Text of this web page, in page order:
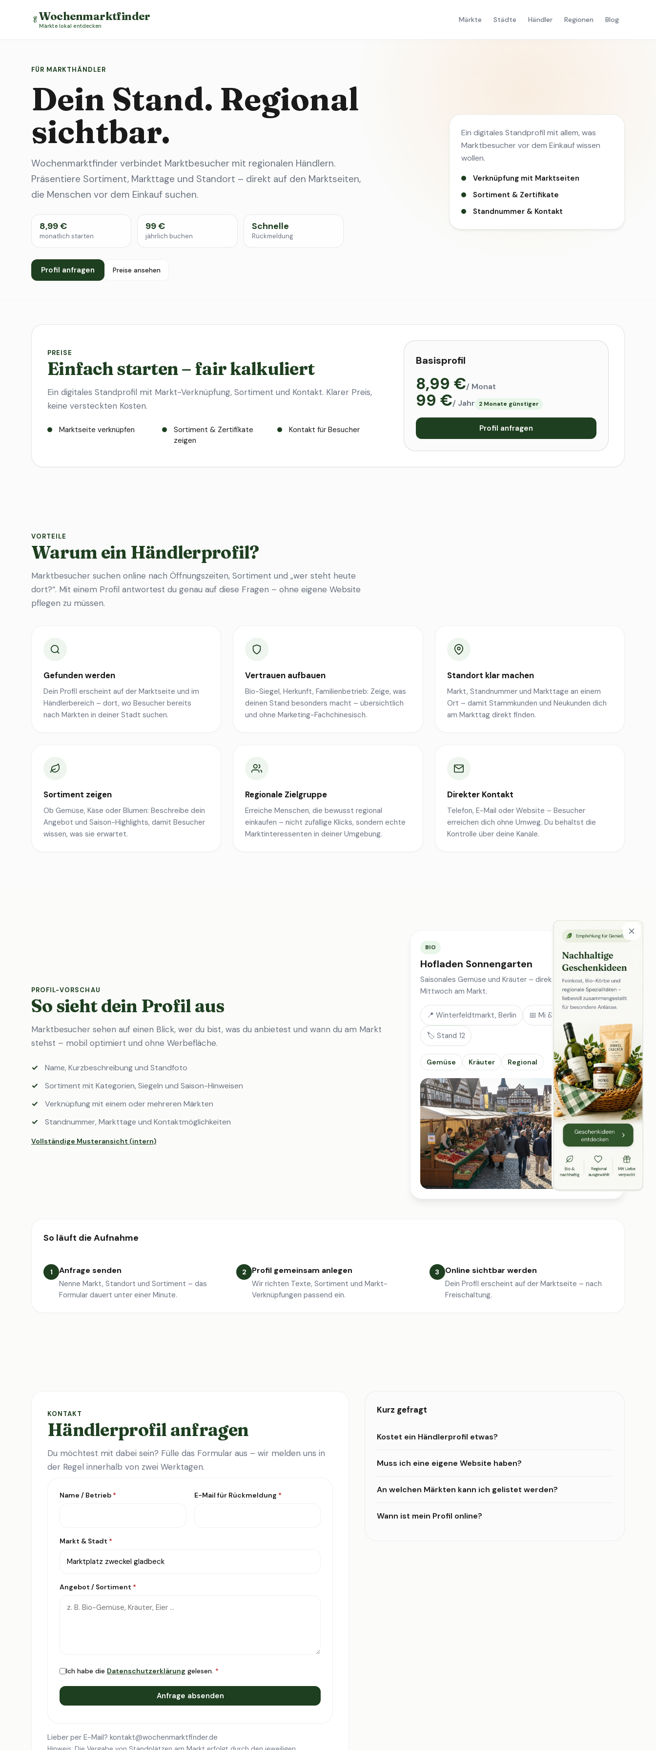
🥬Wochenmarktfinder
Märkte lokal entdecken
Märkte Städte Händler Regionen Blog
FÜR MARKTHÄNDLER
Dein Stand. Regional
sichtbar.
Wochenmarktfinder verbindet Marktbesucher mit regionalen Händlern.
Präsentiere Sortiment, Markttage und Standort – direkt auf den Marktseiten,
die Menschen vor dem Einkauf suchen.
8,99 €
monatlich starten
99 €
jährlich buchen
Schnelle
Rückmeldung
Profil anfragen Preise ansehen
Ein digitales Standprofil mit allem, was
Marktbesucher vor dem Einkauf wissen
wollen.
Verknüpfung mit Marktseiten
Sortiment & Zertifikate
Standnummer & Kontakt
PREISE
Einfach starten – fair kalkuliert
Ein digitales Standprofil mit Markt-Verknüpfung, Sortiment und Kontakt. Klarer Preis,
keine versteckten Kosten.
Marktseite verknüpfen
Sortiment & Zertifikate
zeigen
Kontakt für Besucher
Basisprofil
8,99 €/ Monat
99 €/ Jahr 2 Monate günstiger
Profil anfragen
VORTEILE
Warum ein Händlerprofil?
Marktbesucher suchen online nach Öffnungszeiten, Sortiment und „wer steht heute
dort?“. Mit einem Profil antwortest du genau auf diese Fragen – ohne eigene Website
pflegen zu müssen.
Gefunden werden
Dein Profil erscheint auf der Marktseite und im
Händlerbereich – dort, wo Besucher bereits
nach Märkten in deiner Stadt suchen.
Vertrauen aufbauen
Bio-Siegel, Herkunft, Familienbetrieb: Zeige, was
deinen Stand besonders macht – übersichtlich
und ohne Marketing-Fachchinesisch.
Standort klar machen
Markt, Standnummer und Markttage an einem
Ort – damit Stammkunden und Neukunden dich
am Markttag direkt finden.
Sortiment zeigen
Ob Gemüse, Käse oder Blumen: Beschreibe dein
Angebot und Saison-Highlights, damit Besucher
wissen, was sie erwartet.
Regionale Zielgruppe
Erreiche Menschen, die bewusst regional
einkaufen – nicht zufällige Klicks, sondern echte
Marktinteressenten in deiner Umgebung.
Direkter Kontakt
Telefon, E-Mail oder Website – Besucher
erreichen dich ohne Umweg. Du behältst die
Kontrolle über deine Kanäle.
PROFIL-VORSCHAU
So sieht dein Profil aus
Marktbesucher sehen auf einen Blick, wer du bist, was du anbietest und wann du am Markt
stehst – mobil optimiert und ohne Werbefläche.
Name, Kurzbeschreibung und Standfoto
Sortiment mit Kategorien, Siegeln und Saison-Hinweisen
Verknüpfung mit einem oder mehreren Märkten
Standnummer, Markttage und Kontaktmöglichkeiten
Vollständige Musteransicht (intern)
BIO
Hofladen Sonnengarten
Saisonales Gemüse und Kräuter – direkt vom Feld, jeden
Mittwoch am Markt.
📍 Winterfeldtmarkt, Berlin 📅 Mi & Sa
🏷️ Stand 12
Gemüse Kräuter Regional
So läuft die Aufnahme
1 Anfrage senden
Nenne Markt, Standort und Sortiment – das
Formular dauert unter einer Minute.
2 Profil gemeinsam anlegen
Wir richten Texte, Sortiment und Markt-
Verknüpfungen passend ein.
3 Online sichtbar werden
Dein Profil erscheint auf der Marktseite – nach
Freischaltung.
KONTAKT
Händlerprofil anfragen
Du möchtest mit dabei sein? Fülle das Formular aus – wir melden uns in
der Regel innerhalb von zwei Werktagen.
Name / Betrieb * E-Mail für Rückmeldung *
Markt & Stadt *
Angebot / Sortiment *
Ich habe die Datenschutzerklärung gelesen. *
Anfrage absenden
Lieber per E-Mail? kontakt@wochenmarktfinder.de
Kurz gefragt
Kostet ein Händlerprofil etwas?
Muss ich eine eigene Website haben?
An welchen Märkten kann ich gelistet werden?
Wann ist mein Profil online?